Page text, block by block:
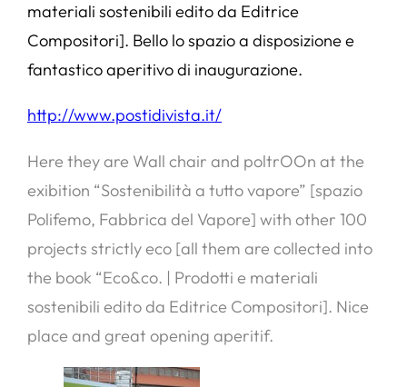
materiali sostenibili edito da Editrice
Compositori]. Bello lo spazio a disposizione e
fantastico aperitivo di inaugurazione.
http://www.postidivista.it/
Here they are Wall chair and poltrOOn at the
exibition “Sostenibilità a tutto vapore” [spazio
Polifemo, Fabbrica del Vapore] with other 100
projects strictly eco [all them are collected into
the book “Eco&co. | Prodotti e materiali
sostenibili edito da Editrice Compositori]. Nice
place and great opening aperitif.